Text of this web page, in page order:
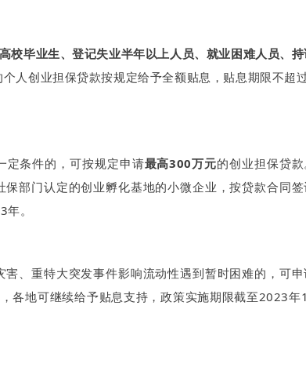
校毕业生、登记失业半年以上人员、就业困难人员、持
个人创业担保贷款按规定给予全额贴息，贴息期限不超
条件的，可按规定申请最高300万元的创业担保贷款
部门认定的创业孵化基地的小微企业，按贷款合同签
。
、重特大突发事件影响流动性遇到暂时困难的，可申
各地可继续给予贴息支持，政策实施期限截至2023年